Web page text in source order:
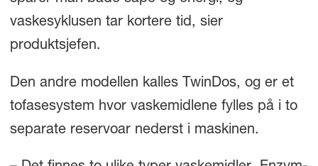
vaskesyklusen tar kortere tid, sier
produktsjefen.
Den andre modellen kalles TwinDos, og er et
tofasesystem hvor vaskemidlene fylles på i to
separate reservoar nederst i maskinen.